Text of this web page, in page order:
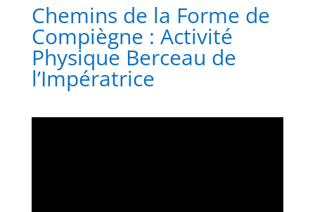
Chemins de la Forme de
Compiègne : Activité
Physique Berceau de
l’Impératrice